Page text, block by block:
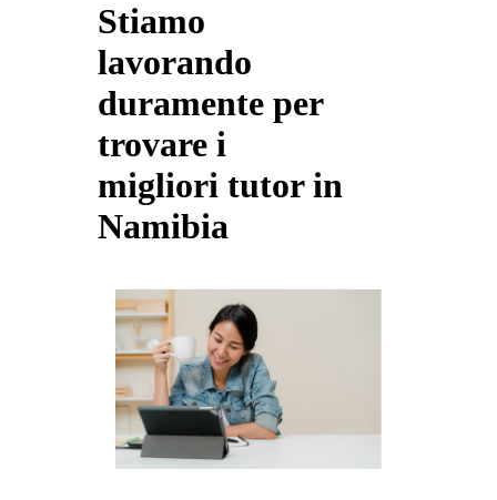
Stiamo
lavorando
duramente per
trovare i
migliori tutor in
Namibia